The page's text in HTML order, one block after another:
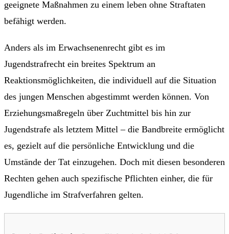
geeignete Maßnahmen zu einem leben ohne Straftaten
befähigt werden.
Anders als im Erwachsenenrecht gibt es im
Jugendstrafrecht ein breites Spektrum an
Reaktionsmöglichkeiten, die individuell auf die Situation
des jungen Menschen abgestimmt werden können. Von
Erziehungsmaßregeln über Zuchtmittel bis hin zur
Jugendstrafe als letztem Mittel – die Bandbreite ermöglicht
es, gezielt auf die persönliche Entwicklung und die
Umstände der Tat einzugehen. Doch mit diesen besonderen
Rechten gehen auch spezifische Pflichten einher, die für
Jugendliche im Strafverfahren gelten.